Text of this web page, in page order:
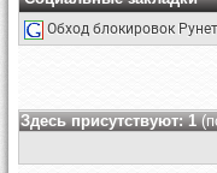
Обход блокировок
Здесь присутствуют: 1